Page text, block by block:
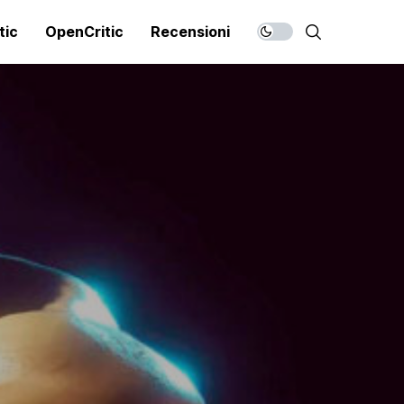
OpenCritic Recensioni